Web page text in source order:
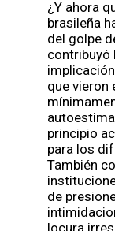
¿Y ahora
brasileña
del golpe
contribuyó
que vieron
principio
para los
También
de
locura